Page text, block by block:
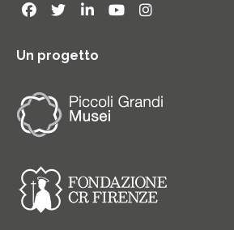
Un progetto